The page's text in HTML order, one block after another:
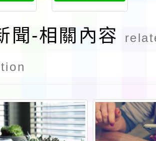
聞-相關內容